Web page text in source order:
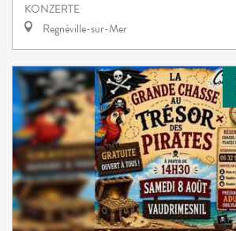
KONZERTE
Regnéville-sur-Mer